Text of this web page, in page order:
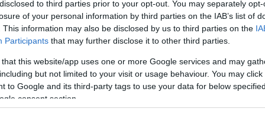
to third parties prior to your opt-out. You may separately
of your personal information by third parties on the IAB’s list of
This information may also be disclosed by us to third parties on the
Participants that may further disclose it to other third parties.
that this website/app uses one or more Google services and may
but not limited to your visit or usage behaviour. You may
to Google and its third-party tags to use your data for below
consent section.
BEFOGADOTT UKRAJNAI MENEKÜLTEK GYERMEKEI
2022. május 24|Eger ügye
Ahogy azt mi is megírtuk, Eger március végén több tucat,
a háború sújtotta Ukrajnából érkező nőt és gyermeket
fogadott be. A Donyeck-medencéből érkezett menekültek
a munkásszállón kaptak szállás...
11 EZREN ÉRKEZTEK UKRAJNÁBÓL SZERDÁN